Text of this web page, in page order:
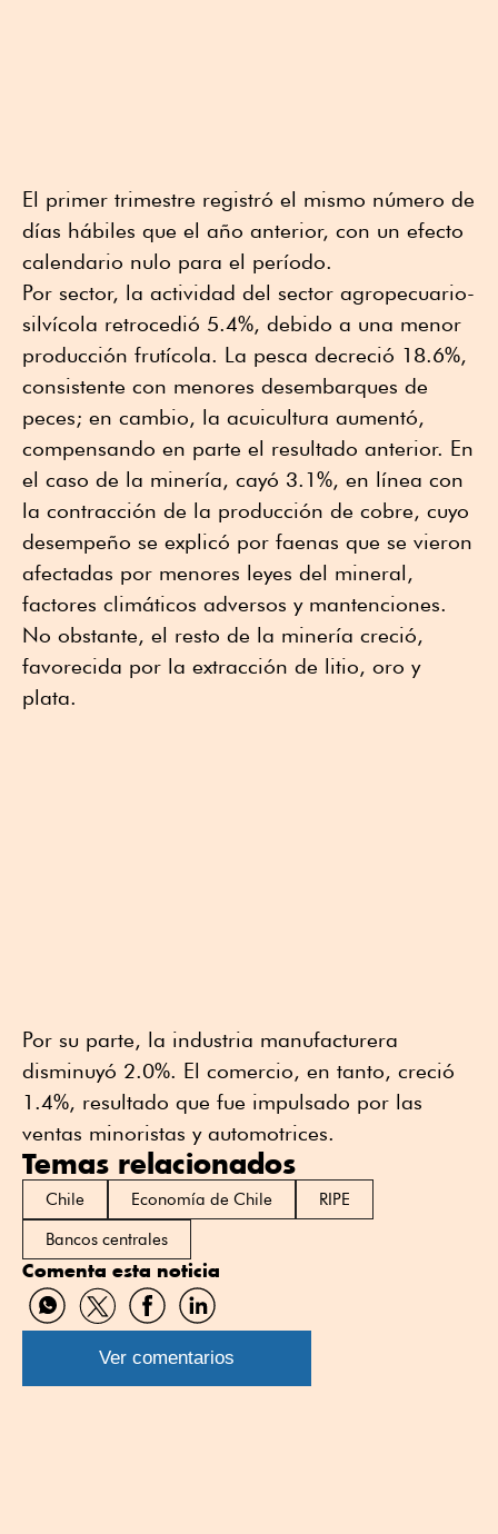
El primer trimestre registró el mismo número de
días hábiles que el año anterior, con un efecto
calendario nulo para el período.
Por sector, la actividad del sector agropecuario-
silvícola retrocedió 5.4%, debido a una menor
producción frutícola. La pesca decreció 18.6%,
consistente con menores desembarques de
peces; en cambio, la acuicultura aumentó,
compensando en parte el resultado anterior. En
el caso de la minería, cayó 3.1%, en línea con
la contracción de la producción de cobre, cuyo
desempeño se explicó por faenas que se vieron
afectadas por menores leyes del mineral,
factores climáticos adversos y mantenciones.
No obstante, el resto de la minería creció,
favorecida por la extracción de litio, oro y
plata.
Por su parte, la industria manufacturera
disminuyó 2.0%. El comercio, en tanto, creció
1.4%, resultado que fue impulsado por las
ventas minoristas y automotrices.
Temas relacionados
Chile Economía de Chile
RIPE
Bancos centrales
Comenta esta noticia
Compartir
por
WhatsApp
Compartir
por
Twitter
Compartir
por
Facebook
Compartir
por
Linkedin
Ver comentarios